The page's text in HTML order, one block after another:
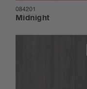
084201
Midnight